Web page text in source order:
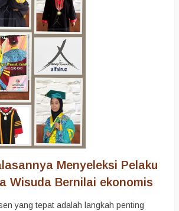
Menyeleksi Pelaku
Wisuda Bernilai ekonomis
yang tepat adalah langkah penting